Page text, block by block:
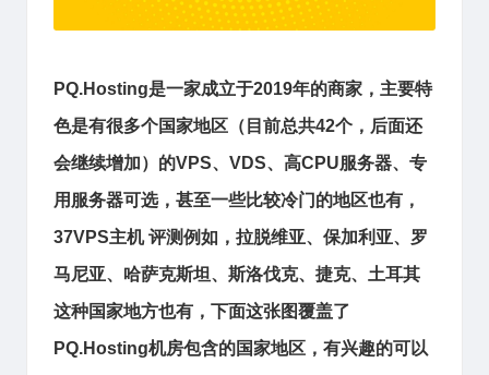
PQ.Hosting是一家成立于2019年的商家，主要特
色是有很多个国家地区（目前总共42个，后面还
会继续增加）的VPS、VDS、高CPU服务器、专
用服务器可选，甚至一些比较冷门的地区也有，
37VPS主机 评测例如， 拉脱维亚、 保加利亚、罗
马尼亚、 哈萨克斯坦、 斯洛伐克、捷克、土耳其
这种国家地方也有，下面这张图覆盖了
PQ.Hosting机房包含的国家地区，有兴趣的可以